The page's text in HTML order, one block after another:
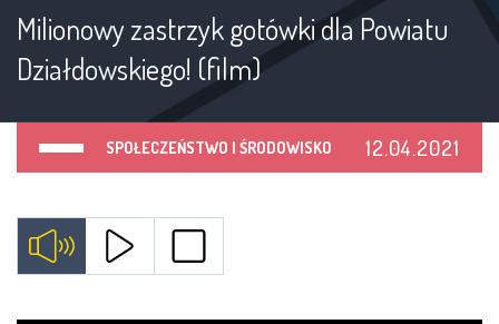
Milionowy zastrzyk gotówki dla Powiatu
Działdowskiego! (film)
SPOŁECZEŃSTWO I ŚRODOWISKO 12.04.2021